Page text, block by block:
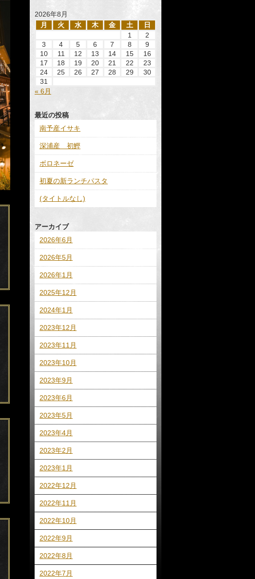
2026年8月
月
火 水 木 金 土
日
1
2
3
4 5 6 7 8
9
10
11 12 13 14 15
16
17
18 19 20 21 22
23
24
25 26 27 28 29
30
31
« 6月
最近の投稿
南予産イサキ
深浦産 初鰹
ボロネーゼ
初夏の新ランチパスタ
(タイトルなし)
アーカイブ
2026年6月
2026年5月
2026年1月
2025年12月
2024年1月
2023年12月
2023年11月
2023年10月
2023年9月
2023年6月
2023年5月
2023年4月
2023年2月
2023年1月
2022年12月
2022年11月
2022年10月
2022年9月
2022年8月
2022年7月